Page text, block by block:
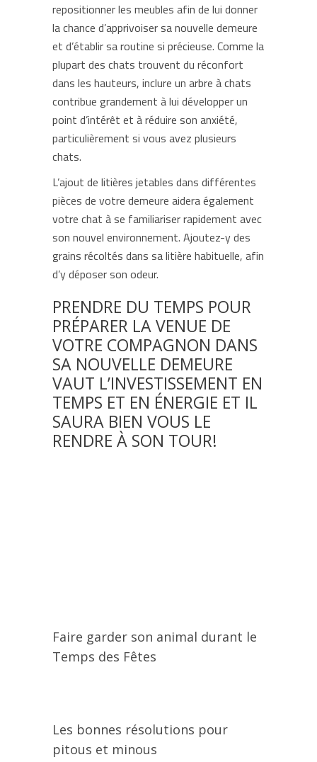
repositionner les meubles afin de lui donner
la chance d’apprivoiser sa nouvelle demeure
et d’établir sa routine si précieuse. Comme la
plupart des chats trouvent du réconfort
dans les hauteurs, inclure un arbre à chats
contribue grandement à lui développer un
point d’intérêt et à réduire son anxiété,
particulièrement si vous avez plusieurs
chats.
L’ajout de litières jetables dans différentes
pièces de votre demeure aidera également
votre chat à se familiariser rapidement avec
son nouvel environnement. Ajoutez-y des
grains récoltés dans sa litière habituelle, afin
d’y déposer son odeur.
PRENDRE DU TEMPS POUR
PRÉPARER LA VENUE DE
VOTRE COMPAGNON DANS
SA NOUVELLE DEMEURE
VAUT L’INVESTISSEMENT EN
TEMPS ET EN ÉNERGIE ET IL
SAURA BIEN VOUS LE
RENDRE À SON TOUR!
Faire garder son animal durant le
Temps des Fêtes
Les bonnes résolutions pour
pitous et minous